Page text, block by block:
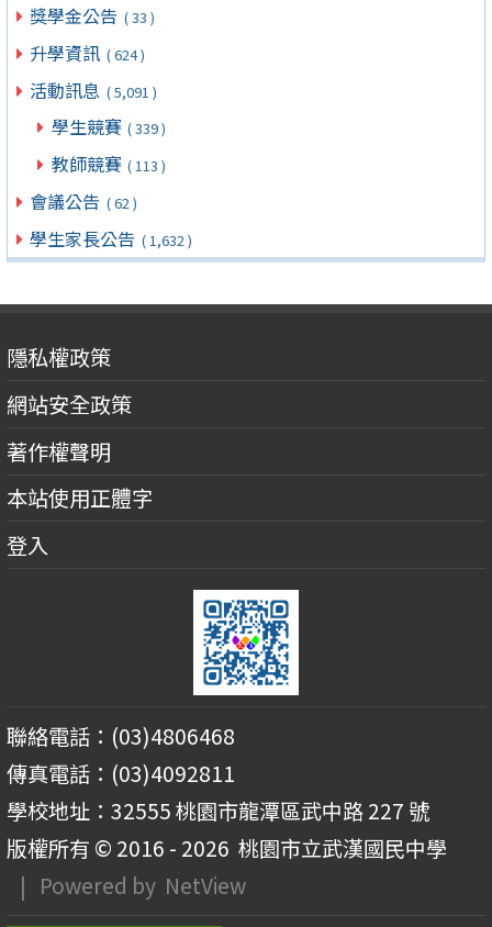
獎學金公告 ( 33 )
升學資訊 ( 624 )
活動訊息 ( 5,091 )
學生競賽 ( 339 )
教師競賽 ( 113 )
會議公告 ( 62 )
學生家長公告 ( 1,632 )
隱私權政策
網站安全政策
著作權聲明
本站使用正體字
登入
聯絡電話：(03)4806468
傳真電話：(03)4092811
學校地址：32555 桃園市龍潭區武中路 227 號
版權所有 © 2016 - 2026 桃園市立武漢國民中學
| Powered by NetView